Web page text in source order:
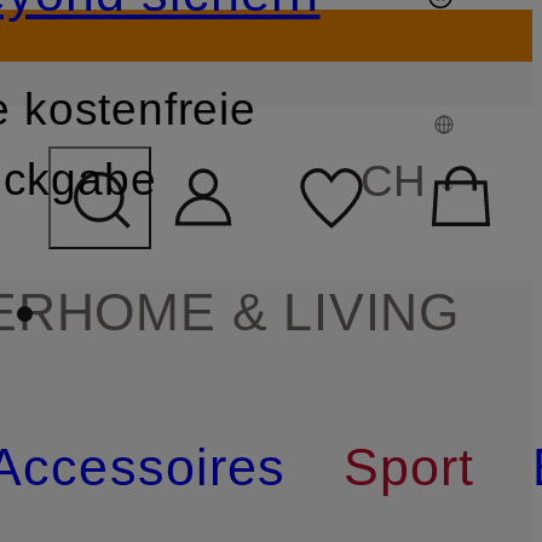
ÜBERSPRINGEN
kostenfreie
CH
HOME & LIVING
Sport